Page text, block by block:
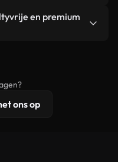
beeldmateriaal.
bijsnijden of
het eindproduct
en premium
ons op